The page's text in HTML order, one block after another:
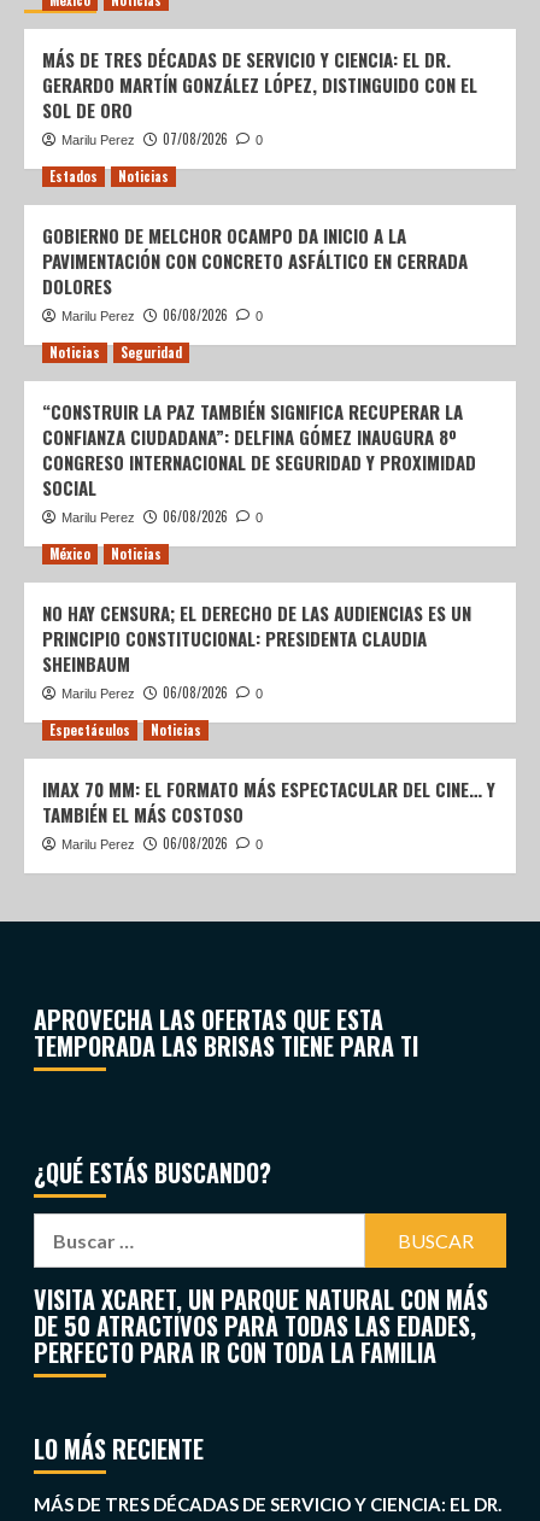
MÁS DE TRES DÉCADAS DE SERVICIO Y CIENCIA: EL DR.
GERARDO MARTÍN GONZÁLEZ LÓPEZ, DISTINGUIDO CON EL
SOL DE ORO
Marilu Perez 07/08/2026 0
Estados Noticias
GOBIERNO DE MELCHOR OCAMPO DA INICIO A LA
PAVIMENTACIÓN CON CONCRETO ASFÁLTICO EN CERRADA
DOLORES
Marilu Perez 06/08/2026 0
Noticias Seguridad
“CONSTRUIR LA PAZ TAMBIÉN SIGNIFICA RECUPERAR LA
CONFIANZA CIUDADANA”: DELFINA GÓMEZ INAUGURA 8º
CONGRESO INTERNACIONAL DE SEGURIDAD Y PROXIMIDAD
SOCIAL
Marilu Perez 06/08/2026 0
México Noticias
NO HAY CENSURA; EL DERECHO DE LAS AUDIENCIAS ES UN
PRINCIPIO CONSTITUCIONAL: PRESIDENTA CLAUDIA
SHEINBAUM
Marilu Perez 06/08/2026 0
Espectáculos Noticias
IMAX 70 MM: EL FORMATO MÁS ESPECTACULAR DEL CINE… Y
TAMBIÉN EL MÁS COSTOSO
Marilu Perez 06/08/2026 0
APROVECHA LAS OFERTAS QUE ESTA
TEMPORADA LAS BRISAS TIENE PARA TI
¿QUÉ ESTÁS BUSCANDO?
VISITA XCARET, UN PARQUE NATURAL CON MÁS
DE 50 ATRACTIVOS PARA TODAS LAS EDADES,
PERFECTO PARA IR CON TODA LA FAMILIA
LO MÁS RECIENTE
MÁS DE TRES DÉCADAS DE SERVICIO Y CIENCIA: EL DR.